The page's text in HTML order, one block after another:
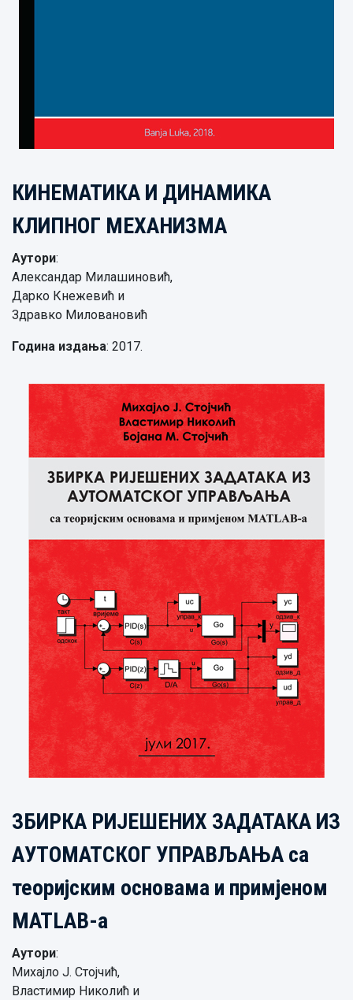
КИНЕМАТИКА И ДИНАМИКА
КЛИПНОГ МЕХАНИЗМА
Аутори:
Александар Милашиновић,
Дарко Кнежевић и
Здравко Миловановић
Година издања: 2017.
ЗБИРКА РИЈЕШЕНИХ ЗАДАТАКА ИЗ
АУТОМАТСКОГ УПРАВЉАЊА са
теоријским основама и примјеном
MATLAB-а
Аутори:
Михајло Ј. Стојчић,
Властимир Николић и